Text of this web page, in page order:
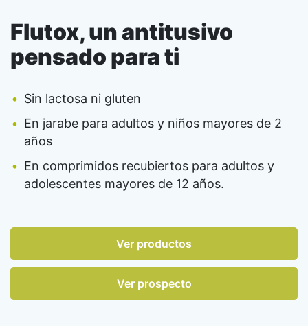
Flutox, un antitusivo
pensado para ti
Sin lactosa ni gluten
En jarabe para adultos y niños mayores de 2
años
En comprimidos recubiertos para adultos y
adolescentes mayores de 12 años.
Ver productos
Ver prospecto